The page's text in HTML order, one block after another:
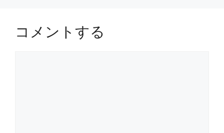
コメントする